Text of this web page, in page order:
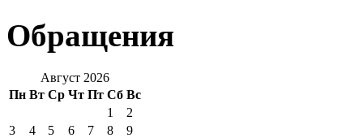
Обращения
Август 2026
Пн Вт Ср Чт Пт Сб Вс
1
2
3
4 5 6 7 8
9